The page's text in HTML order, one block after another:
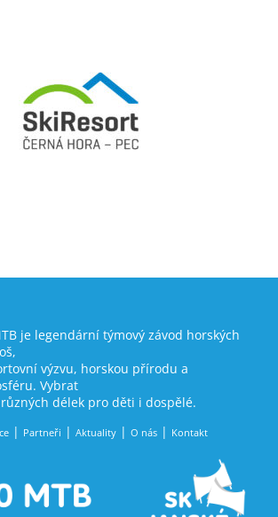
je legendární týmový závod horských
výzvu, horskou přírodu a
Vybrat
délek pro děti i dospělé.
Partneři Aktuality O nás Kontakt